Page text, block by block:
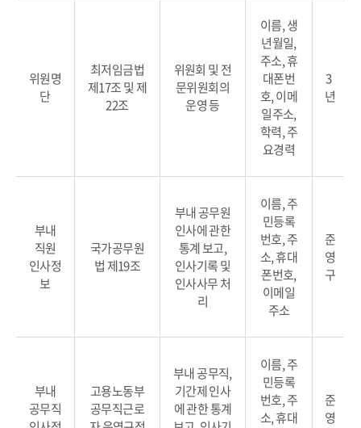
위원명
단
최저임금법
제17조 및 제
22조
위원회 및 전
문위원회의
운영 등
이름, 생
년월일,
주소, 휴
대폰번
호, 이메
일주소,
학력, 주
요경력
3
년
부내
직원
인사정
보
국가공무원
법 제19조
부내 공무원
인사에 관한
통계 보고,
인사기록 및
인사사무 처
리
이름, 주
민등록
번호, 주
소, 휴대
폰번호,
이메일
주소
준
영
구
부내
공무직
고용노동부
공무직근로
부내 공무직,
기간제 인사
에 관한 통계
이름, 주
민등록
번호, 주
소, 휴대
준
영